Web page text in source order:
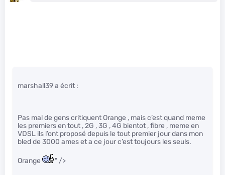
marshall39 a écrit :
Pas mal de gens critiquent Orange , mais c’est quand meme
les premiers en tout , 2G , 3G , 4G bientot , fibre , meme en
VDSL ils l’ont proposé depuis le tout premier jour dans mon
bled de 3000 ames et a ce jour c’est toujours les seuls.
Orange " />